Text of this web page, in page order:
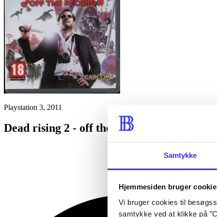
Samtykke
Hjemmesiden bruger
Vi bruger cookies til
samtykke ved at klikke på
Playstation 3, 2011
Dead rising 2 - off the record